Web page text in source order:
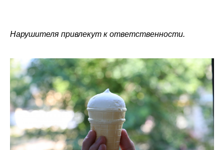
Нарушителя привлекут к ответственности.